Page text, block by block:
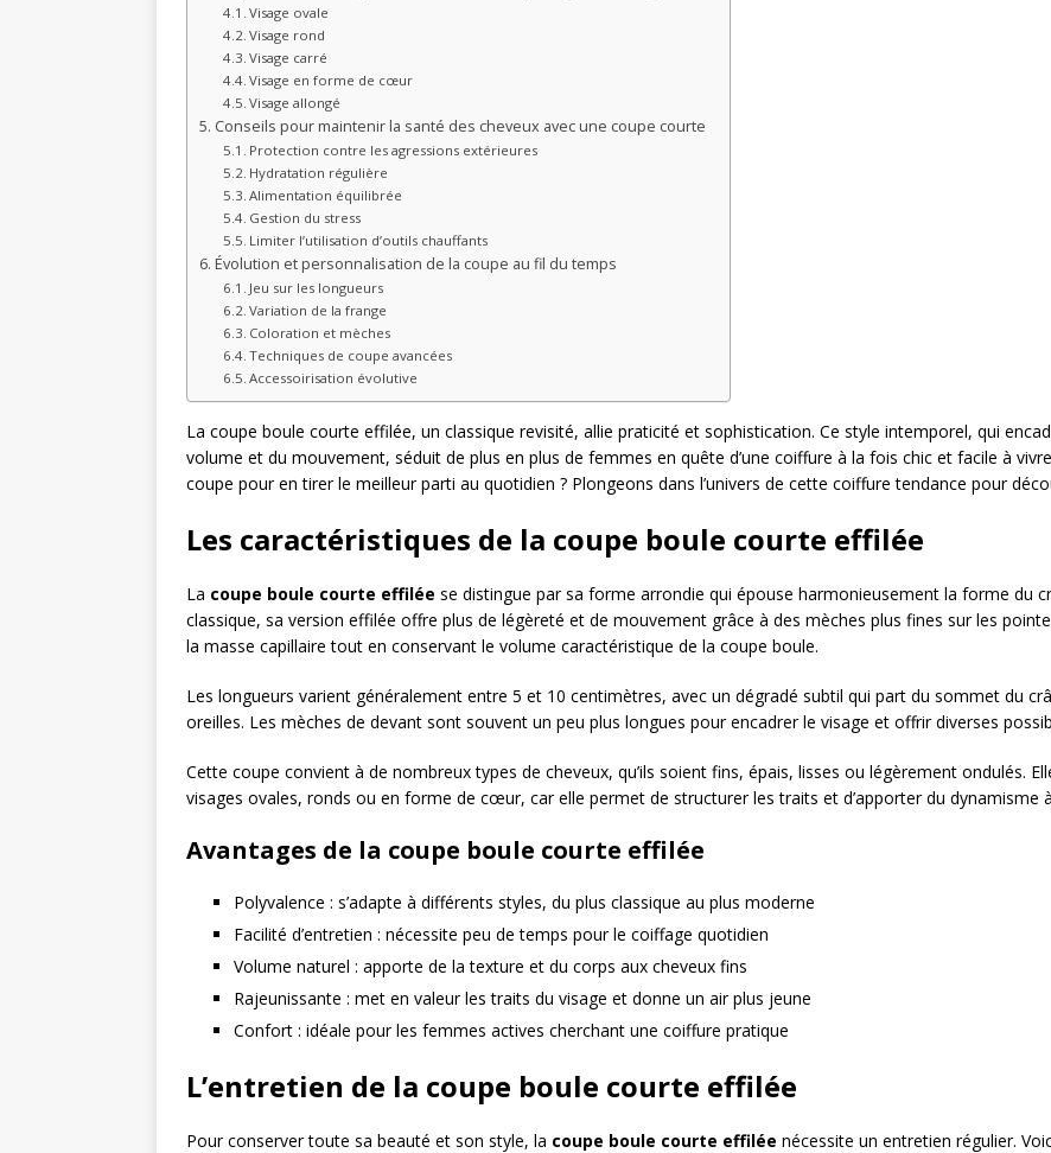
Visage ovale
Visage rond
Visage carré
Visage en forme de cœur
Visage allongé
Conseils pour maintenir la santé des cheveux avec une coupe courte
Protection contre les agressions extérieures
Hydratation régulière
Alimentation équilibrée
Gestion du stress
Limiter l’utilisation d’outils chauffants
Évolution et personnalisation de la coupe au fil du temps
Jeu sur les longueurs
Variation de la frange
Coloration et mèches
Techniques de coupe avancées
Accessoirisation évolutive
La coupe boule courte effilée, un classique revisité, allie praticité et sophistication. Ce style intemporel, qui
volume et du mouvement, séduit de plus en plus de femmes en quête d’une coiffure à la fois chic et facile à
coupe pour en tirer le meilleur parti au quotidien ? Plongeons dans l’univers de cette coiffure tendance pour
Les caractéristiques de la coupe boule courte effilée
La coupe boule courte effilée se distingue par sa forme arrondie qui épouse harmonieusement la forme du
classique, sa version effilée offre plus de légèreté et de mouvement grâce à des mèches plus fines sur les
la masse capillaire tout en conservant le volume caractéristique de la coupe boule.
Les longueurs varient généralement entre 5 et 10 centimètres, avec un dégradé subtil qui part du sommet du
oreilles. Les mèches de devant sont souvent un peu plus longues pour encadrer le visage et offrir diverses
Cette coupe convient à de nombreux types de cheveux, qu’ils soient fins, épais, lisses ou légèrement ondulés.
visages ovales, ronds ou en forme de cœur, car elle permet de structurer les traits et d’apporter du dynamisme
Avantages de la coupe boule courte effilée
Polyvalence : s’adapte à différents styles, du plus classique au plus moderne
Facilité d’entretien : nécessite peu de temps pour le coiffage quotidien
Volume naturel : apporte de la texture et du corps aux cheveux fins
Rajeunissante : met en valeur les traits du visage et donne un air plus jeune
Confort : idéale pour les femmes actives cherchant une coiffure pratique
L’entretien de la coupe boule courte effilée
Pour conserver toute sa beauté et son style, la coupe boule courte effilée nécessite un entretien régulier.